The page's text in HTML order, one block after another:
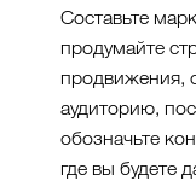
Составьте
продумайте
продвижения,
аудиторию,
обозначьте
где вы будете